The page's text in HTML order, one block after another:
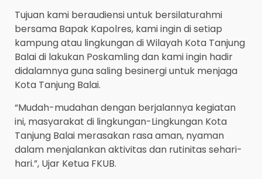
Tujuan kami beraudiensi untuk bersilaturahmi
bersama Bapak Kapolres, kami ingin di setiap
kampung atau lingkungan di Wilayah Kota Tanjung
Balai di lakukan Poskamling dan kami ingin hadir
didalamnya guna saling besinergi untuk menjaga
Kota Tanjung Balai.
“Mudah-mudahan dengan berjalannya kegiatan
ini, masyarakat di lingkungan-Lingkungan Kota
Tanjung Balai merasakan rasa aman, nyaman
dalam menjalankan aktivitas dan rutinitas sehari-
hari.”, Ujar Ketua FKUB.